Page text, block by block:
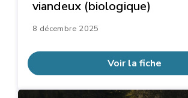
viandeux (biologique)
8 décembre 2025
Voir la fiche